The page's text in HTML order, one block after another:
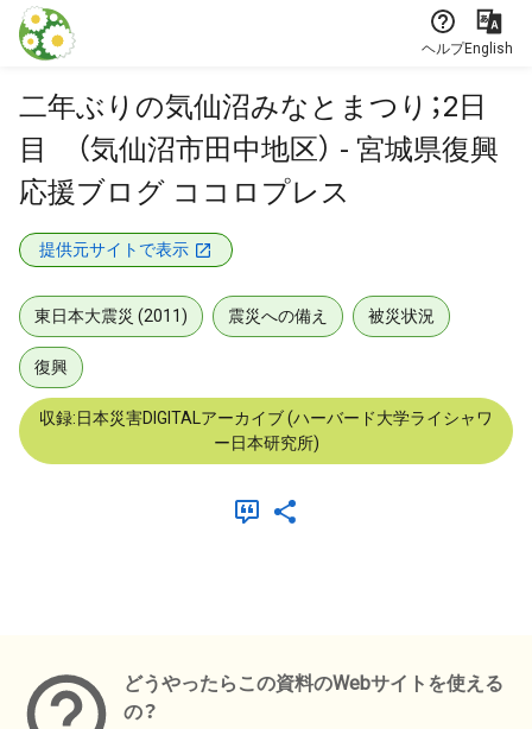
本文に飛ぶ
ヘルプEnglish
二年ぶりの気仙沼みなとまつり；2日
目 （気仙沼市田中地区） - 宮城県復興
応援ブログ ココロプレス
提供元サイトで表示
東日本大震災 (2011) 震災への備え 被災状況
復興
収録:日本災害DIGITALアーカイブ (ハーバード大学ライシャワ
ー日本研究所)
どうやったらこの資料のWebサイトを使える
の？